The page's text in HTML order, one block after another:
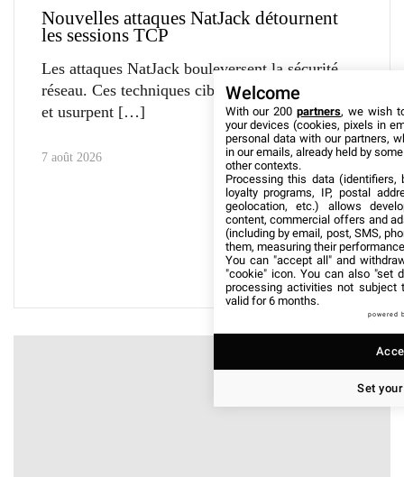
Nouvelles attaques NatJack détournent
les sessions TCP
Les attaques NatJack bouleversent la sécurité
réseau. Ces techniques ciblent les sessions TCP
et usurpent
7 août 2026
Welcome
With our 200partners, we wish
your devices (cookies, pixels in
personal data with our partners,
in our emails, already held by
other contexts.
Processing this data (identifiers,
loyalty programs, IP, postal
geolocation, etc.) allows
content, commercial offers and
(including by email, post, SMS,
them, measuring their
You can "accept all" and
"cookie" icon. You can also "set
processing activities not subject
valid for 6 months.
powered
Set